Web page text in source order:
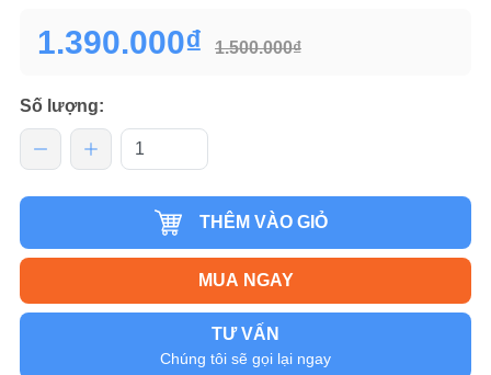
1.390.000₫ 1.500.000₫
Số lượng:
THÊM VÀO GIỎ
MUA NGAY
TƯ VẤN
Chúng tôi sẽ gọi lại ngay